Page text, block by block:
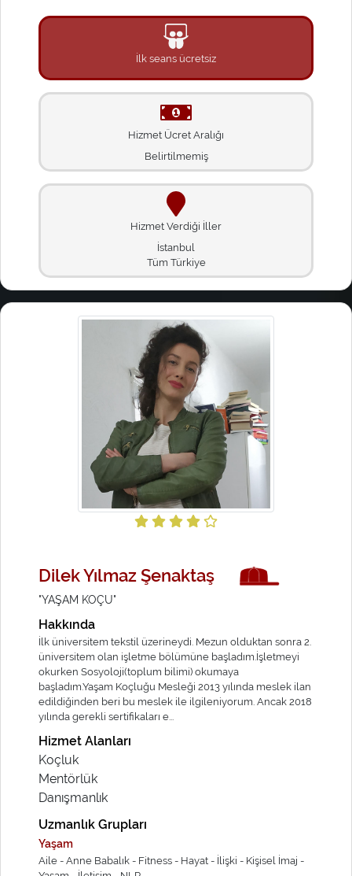
İlk seans ücretsiz
Hizmet Ücret Aralığı
Belirtilmemiş
Hizmet Verdiği İller
İstanbul
Tüm Türkiye
Dilek Yılmaz Şenaktaş
"YAŞAM KOÇU"
Hakkında
İlk üniversitem tekstil üzerineydi. Mezun olduktan sonra 2.
üniversitem olan işletme bölümüne başladım.İşletmeyi
okurken Sosyoloji(toplum bilimi) okumaya
başladım.Yaşam Koçluğu Mesleği 2013 yılında meslek ilan
edildiğinden beri bu meslek ile ilgileniyorum. Ancak 2018
yılında gerekli sertifikaları e...
Hizmet Alanları
Koçluk
Mentörlük
Danışmanlık
Uzmanlık Grupları
Yaşam
Aile - Anne Babalık - Fitness - Hayat - İlişki - Kişisel İmaj -